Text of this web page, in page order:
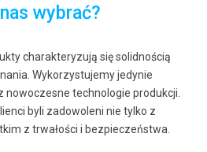
wybrać?
charakteryzują się solidnością
Wykorzystujemy jedynie
nowoczesne technologie produkcji.
byli zadowoleni nie tylko z
z trwałości i bezpieczeństwa.